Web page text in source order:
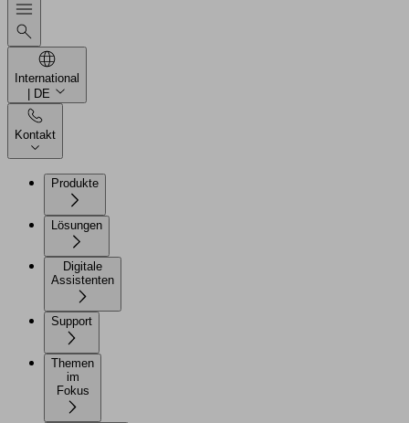
International
| DE
Kontakt
Produkte
Lösungen
Digitale
Assistenten
Support
Themen
im